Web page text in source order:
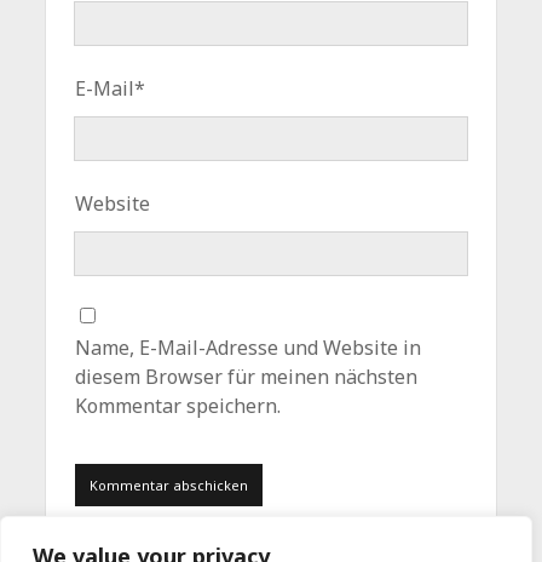
We value your privacy
E-Mail*
Website
Name, E-Mail-Adresse und Website in
diesem Browser für meinen nächsten
Kommentar speichern.